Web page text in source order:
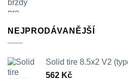
NEJPRODÁVANĚJŠÍ
Solid tire 8.5x2 V2
562 Kč